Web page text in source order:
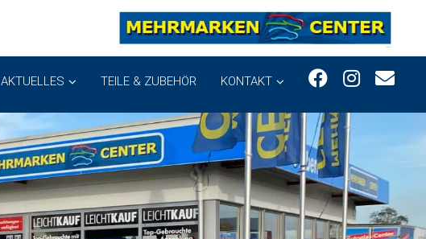
AKTUELLES TEILE & ZUBEHÖR KONTAKT